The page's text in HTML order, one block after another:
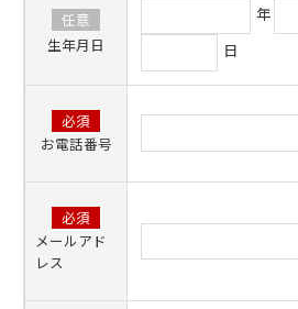
任意
生年月日
年
日
必須
お電話番号
必須
メールアド
レス